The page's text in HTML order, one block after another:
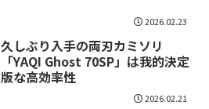
2026.02.23
久しぶり入手の両刃カミソリ
「YAQI Ghost 70SP」は我的決定
版な高効率性
2026.02.21